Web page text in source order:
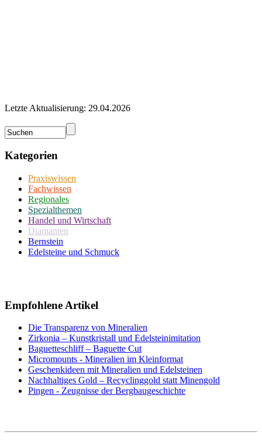
Letzte Aktualisierung: 29.04.2026
Kategorien
Praxiswissen
Fachwissen
Regionales
Spezialthemen
Handel und Wirtschaft
Diamanten
Bernstein
Edelsteine und Schmuck
Empfohlene Artikel
Die Transparenz von Mineralien
Zirkonia – Kunstkristall und Edelsteinimitation
Baguetteschliff – Baguette Cut
Micromounts - Mineralien im Kleinformat
Geschenkideen mit Mineralien und Edelsteinen
Nachhaltiges Gold – Recyclinggold statt Minengold
Pingen - Zeugnisse der Bergbaugeschichte